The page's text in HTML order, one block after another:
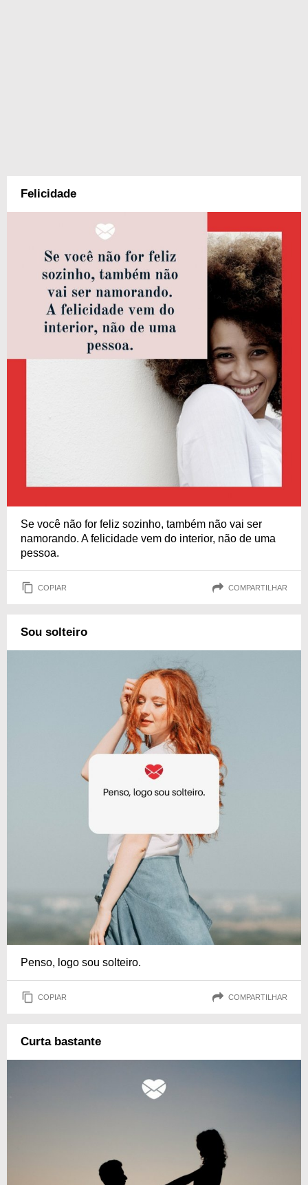
Felicidade
Se você não for feliz sozinho, também não vai ser
namorando. A felicidade vem do interior, não de uma
pessoa.
COPIAR COMPARTILHAR
Sou solteiro
Penso, logo sou solteiro.
COPIAR COMPARTILHAR
Curta bastante